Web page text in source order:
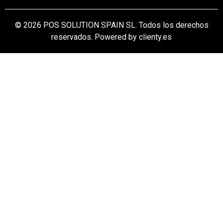
© 2026 POS SOLUTION SPAIN SL. Todos los derechos
reservados. Powered by clienty.es